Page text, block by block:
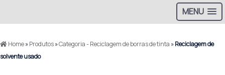
MENU
Home»Produtos»Categoria - Reciclagem de borras de tinta »Reciclagem de
solvente usado